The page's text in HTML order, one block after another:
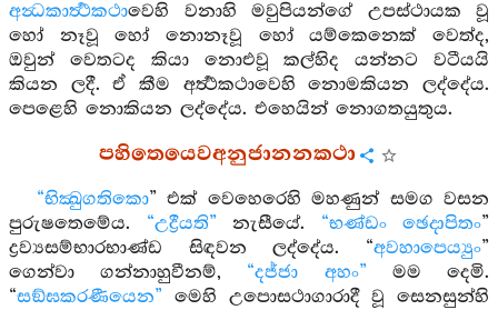
අන්‍ධකාර්‍ත්‍ථකථාවෙහි වනාහි මවුපියන්ගේ උපස්ථායක වූ
හෝ නෑවූ හෝ නොනෑවූ හෝ යම්කෙනෙක් වෙත්ද,
ඔවුන් වෙතටද කියා නොඑවූ කල්හිද යන්නට වටීයයි
කියන ලදී. ඒ කීම අර්‍ත්‍ථකථාවෙහි නොමකියන ලද්දේය.
පෙළෙහි නොකියන ලද්දේය. එහෙයින් නොගතයුතුය.
පහිතෙයෙවඅනුජානනකථා
“භික්‍ඛුගතිකො” එක් වෙහෙරෙහි මහණුන් සමග වසන
පුරුෂතෙමේය. “උද්‍රීයති” නැසීයේ. “භණ්ඩං ඡෙදාපිතං”
ද්‍රව්‍යසම්භාරභාණ්ඩ සිඳවන ලද්දේය. “අවහාපෙය්‍යුං”
ගෙන්වා ගන්නාහුවීනම්, “දජ්ජා අහං” මම දෙමි.
“සඞ්ඝකරණීයෙන” මෙහි උපොසථාගාරාදී වූ සෙනසුන්හි